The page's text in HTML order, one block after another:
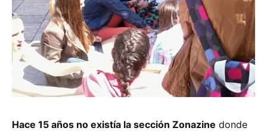
Hace 15 años no existía la sección Zonazine donde